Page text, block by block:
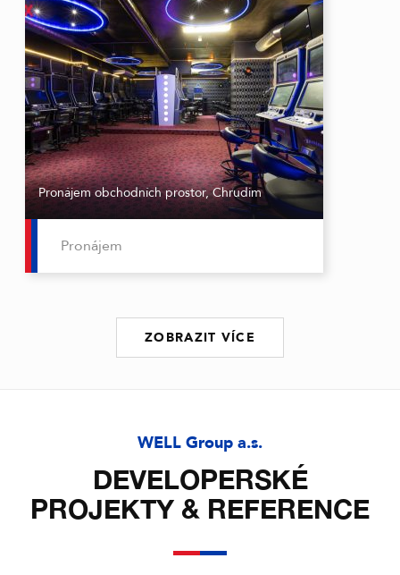
Pronájem obchodních prostor, Chrudim
Pronájem
ZOBRAZIT VÍCE
WELL Group a.s.
DEVELOPERSKÉ
PROJEKTY & REFERENCE